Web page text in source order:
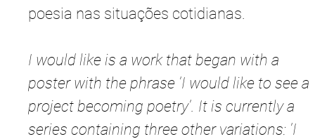
poesia nas situações cotidianas.
I would like is a work that began with a
poster with the phrase 'I would like to see a
project becoming poetry'. It is currently a
series containing three other variations: 'I